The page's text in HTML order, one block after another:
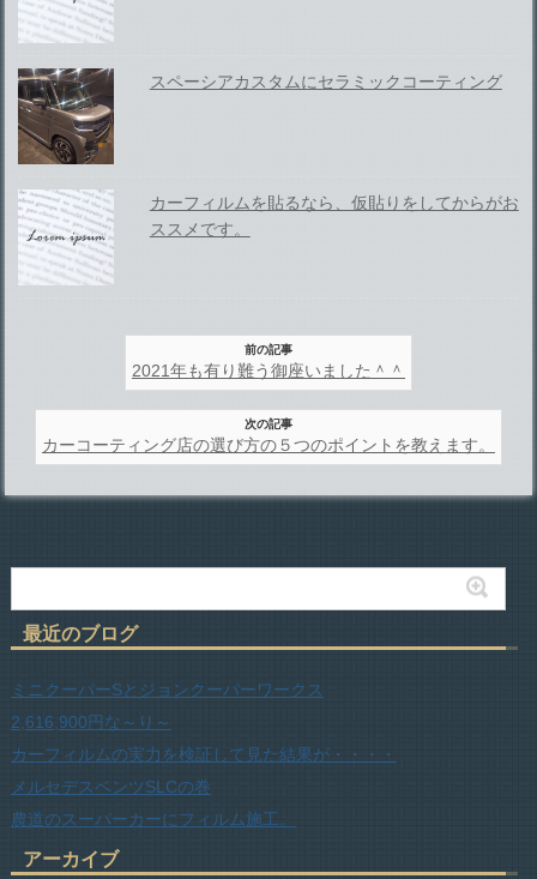
スペーシアカスタムにセラミックコーティング
カーフィルムを貼るなら、仮貼りをしてからがお
ススメです。
前の記事
2021年も有り難う御座いました＾＾
次の記事
カーコーティング店の選び方の５つのポイントを教えます。
最近のブログ
ミニクーパーSとジョンクーパーワークス
2,616,900円な～り～
カーフィルムの実力を検証して見た結果が・・・・
メルセデスベンツSLCの巻
農道のスーパーカーにフィルム施工。
アーカイブ